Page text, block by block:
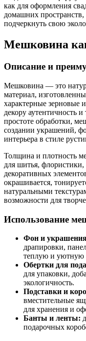
как для оформления
домашних
подчеркнуть свою
Мешковина
Описание и
Мешковина — это
материал,
характерные зерновые
декору аутентичность
простоте обработки,
создании украшений,
интерьера в стиле
Толщина и плотность
для шитья,
декоративных
окрашивается,
натуральными
возможности для
Использование
Фон и украшения
драпировки,
теплую и уютную
Обертки для
для упаковки,
экологичность.
Подставки и
вместительные
для хранения и
Банты и ленты:
подарочных